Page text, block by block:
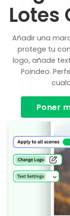
Lotes
Añadir una
protege tu
logo, añade
Poindeo.
Poner